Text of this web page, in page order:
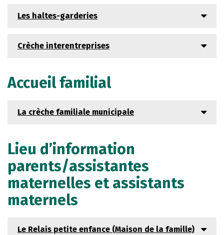
Les haltes-garderies
Crèche interentreprises
Accueil familial
La crèche familiale municipale
Lieu d’information
parents/assistantes
maternelles et assistants
maternels
Le Relais petite enfance (Maison de la famille)